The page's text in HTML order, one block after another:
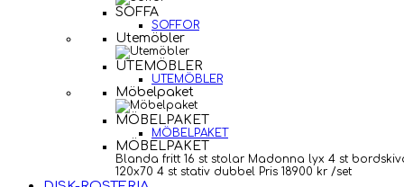
SOFFA
SOFFOR
Utemöbler
UTEMÖBLER
UTEMÖBLER
Möbelpaket
MÖBELPAKET
MÖBELPAKET
MÖBELPAKET
Blanda fritt 16 st stolar Madonna lyx 4 st
120x70 4 st stativ dubbel Pris 18900 kr /set